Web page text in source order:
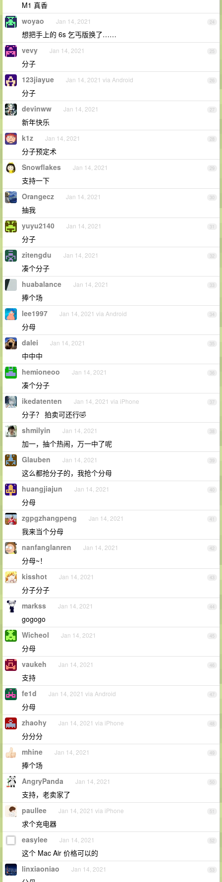
M1 真香
24
woyao Jan 14, 2021
想把手上的 6s 乞丐版换了……
25
vevy Jan 14, 2021
分子
26
123jiayue Jan 14, 2021 via Android
分子
27
devinww Jan 14, 2021
新年快乐
28
k1z Jan 14, 2021
分子预定术
29
Snowflakes Jan 14, 2021
支持一下
30
Orangecz Jan 14, 2021
抽我
31
yuyu2140 Jan 14, 2021
分子
32
zitengdu Jan 14, 2021
凑个分子
33
huabalance Jan 14, 2021
捧个场
34
lee1997 Jan 14, 2021 via Android
分母
35
dalei Jan 14, 2021
中中中
36
hemioneoo Jan 14, 2021
凑个分子
37
ikedatenten Jan 14, 2021 via iPhone
分子？ 拍卖可还行🤣
38
shmilyin Jan 14, 2021
加一，抽个热闹，万一中了呢
39
Glauben Jan 14, 2021
这么都抢分子的，我抢个分母
40
huangjiajun Jan 14, 2021
分母
41
zgpgzhangpeng Jan 14, 2021
我来当个分母
42
nanfanglanren Jan 14, 2021
分母~！
43
kisshot Jan 14, 2021
分子分子
44
markss Jan 14, 2021
gogogo
45
Wicheol Jan 14, 2021
分母
46
vaukeh Jan 14, 2021
支持
47
fe1d Jan 14, 2021 via Android
分母
48
zhaohy Jan 14, 2021 via iPhone
分分分
49
mhine Jan 14, 2021
捧个场
50
AngryPanda Jan 14, 2021
支持，老卖家了
51
paullee Jan 14, 2021 via iPhone
求个充电器
52
easylee Jan 14, 2021
这个 Mac Air 价格可以的
53
linxiaoniao Jan 14, 2021